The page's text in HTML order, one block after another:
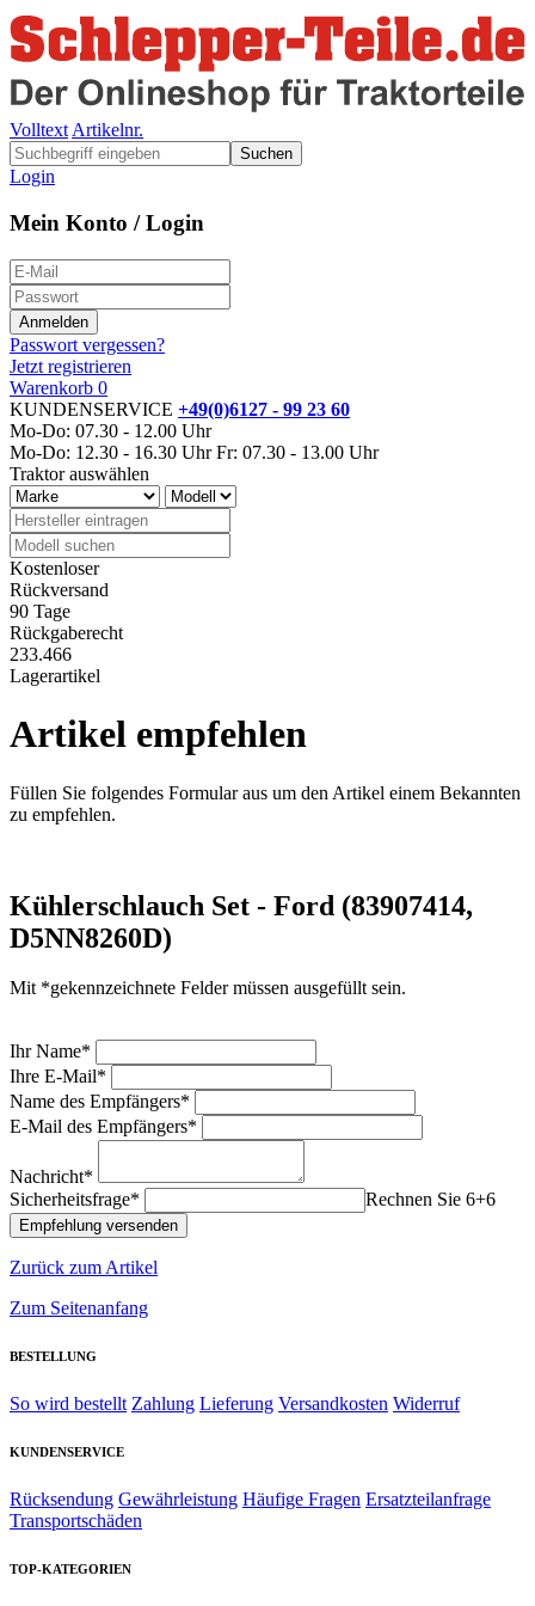
Volltext Artikelnr.
Suchen
Login
Mein Konto / Login
Passwort vergessen?
Jetzt registrieren
Warenkorb 0
KUNDENSERVICE +49(0)6127 - 99 23 60
Mo-Do: 07.30 - 12.00 Uhr
Mo-Do: 12.30 - 16.30 Uhr Fr: 07.30 - 13.00 Uhr
Traktor auswählen
Kostenloser
Rückversand
90 Tage
Rückgaberecht
233.466
Lagerartikel
Artikel empfehlen
Füllen Sie folgendes Formular aus um den Artikel einem Bekannten
zu empfehlen.
Kühlerschlauch Set - Ford (83907414,
D5NN8260D)
Mit *gekennzeichnete Felder müssen ausgefüllt sein.
Ihr Name*
Ihre E-Mail*
Name des Empfängers*
E-Mail des Empfängers*
Nachricht*
Sicherheitsfrage*
Rechnen Sie 6+6
Zurück zum Artikel
Zum Seitenanfang
BESTELLUNG
So wird bestellt Zahlung Lieferung Versandkosten Widerruf
KUNDENSERVICE
Rücksendung Gewährleistung Häufige Fragen Ersatzteilanfrage
Transportschäden
TOP-KATEGORIEN